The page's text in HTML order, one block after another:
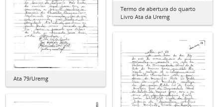
Termo de abertura do quarto
Livro Ata da Uremg
Ata 79/Uremg